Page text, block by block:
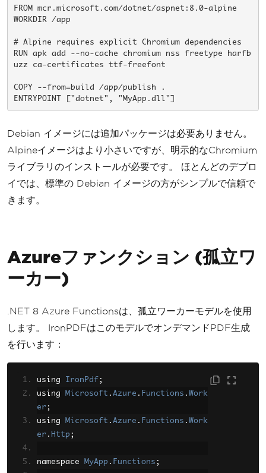
FROM mcr.microsoft.com/dotnet/aspnet:8.0-alpine
WORKDIR /app
# Alpine requires explicit Chromium dependencies
RUN apk add --no-cache chromium nss freetype harfb
uzz ca-certificates ttf-freefont
COPY --from=build /app/publish .
ENTRYPOINT ["dotnet", "MyApp.dll"]
Debian イメージには追加パッケージは必要ありません。
Alpineイメージはより小さいですが、明示的なChromium
ライブラリのインストールが必要です。 ほとんどのデプロ
イでは、標準の Debian イメージの方がシンプルで信頼で
きます。
Azureファンクション (孤立ワ
ーカー)
.NET 8 Azure Functionsは、孤立ワーカーモデルを使用
します。 IronPDFはこのモデルでオンデマンドPDF生成
を行います：
using IronPdf ;
using Microsoft . Azure . Functions . Work
er ;
using Microsoft . Azure . Functions . Work
er . Http ;
namespace MyApp . Functions ;